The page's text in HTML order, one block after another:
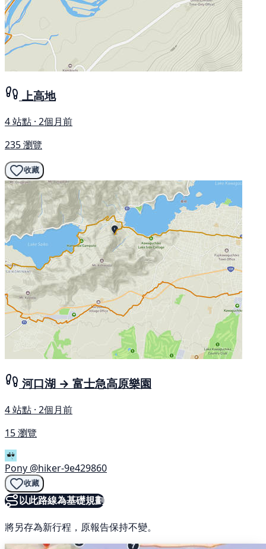
上高地
4 站點 · 2個月前
235 瀏覽
收藏
河口湖 → 富士急高原樂園
4 站點 · 2個月前
15 瀏覽
Pony @hiker-9e429860
收藏
以此路線為基礎規劃
將另存為新行程，原報告保持不變。